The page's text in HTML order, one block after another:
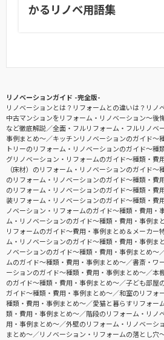
かるリノベ用語集
リノベーションガイド -完全版-
リノベーションとは？リフォームとの違いは？リノ
中古マンションをリフォーム・リノベーション〜後
など徹底解説
全面・フルリフォーム・フルリノベ
事例まとめ〜
キッチンリノベーションのガイド〜
トリーのリフォーム・リノベーションのガイド〜種
グリノベーション・リフォームのガイド〜種類・費
（床材）のリフォーム・リノベーションのガイド
のリフォーム・リノベーションのガイド〜種類・費
のリフォーム・リノベーションのガイド〜種類・費
装リフォーム・リノベーションのガイド〜種類・費
ノベーション・リフォームのガイド〜種類・費用・
ム・リノベーションのガイド〜種類・費用・事例ま
リフォームのガイド〜費用・事例まとめ＆メーカー
ム・リノベーションのガイド〜種類・費用・事例ま
ノベーションのガイド〜種類・費用・事例まとめ〜
ムのガイド〜種類・費用・事例まとめ〜
書斎・ワ
ーションのガイド〜種類・費用・事例まとめ〜
本
のガイド〜種類・費用・事例まとめ〜
子ども部屋
ガイド〜種類・費用・事例まとめ〜
和室のリフォ
種類・費用・事例まとめ〜
愛猫と暮らすリフォー
類・費用・事例まとめ〜
階段のリフォーム・リノ
用・事例まとめ〜
外壁のリフォーム・リノベーシ
まとめ〜
リノベーション・リフォームの落とし穴